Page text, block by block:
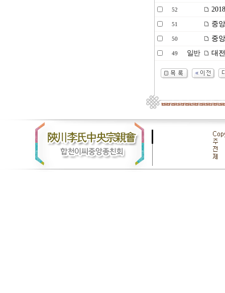
52
51 중
50 중
49 일반 대